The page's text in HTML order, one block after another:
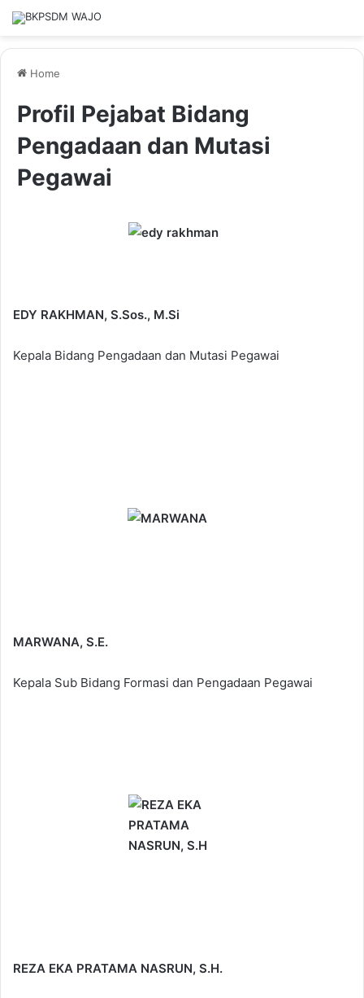
Home
Profil Pejabat Bidang
Pengadaan dan Mutasi
Pegawai
EDY RAKHMAN, S.Sos., M.Si
Kepala Bidang Pengadaan dan Mutasi Pegawai
MARWANA, S.E.
Kepala Sub Bidang Formasi dan Pengadaan Pegawai
REZA EKA PRATAMA NASRUN, S.H.